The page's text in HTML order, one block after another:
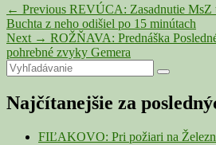
Navigácia
v
článku
← Previous Previous
post:
REVÚCA: Zasadnutie MsZ
Buchta z neho odišiel po 15 minútach
Next → Next
post:
ROŽŇAVA: Prednáška
pohrebné zvyky Gemera
Primary
Sidebar
Widget
Area
Search
for:
Search
Najčítanejšie za
FIĽAKOVO: Pri požiari na